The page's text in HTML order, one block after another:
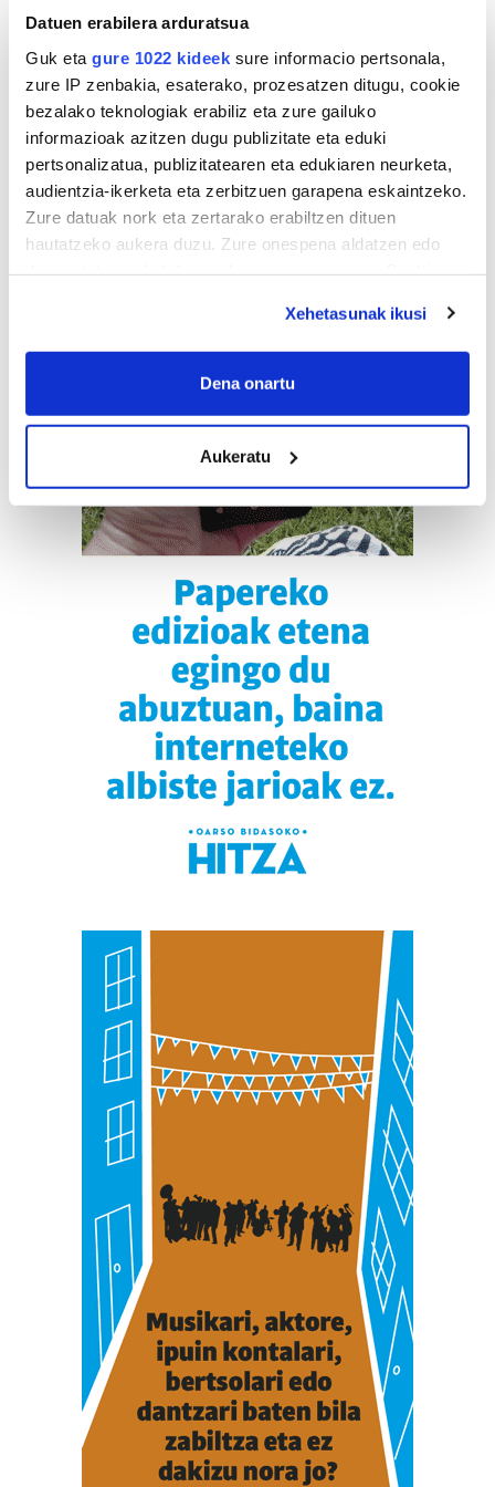
Datuen erabilera arduratsua
Guk eta gure 1022 kideek sure informacio pertsonala,
zure IP zenbakia, esaterako, prozesatzen ditugu, cookie
bezalako teknologiak erabiliz eta zure gailuko
informazioak azitzen dugu publizitate eta eduki
pertsonalizatua, publizitatearen eta edukiaren neurketa,
audientzia-ikerketa eta zerbitzuen garapena eskaintzeko.
Zure datuak nork eta zertarako erabiltzen dituen
hautatzeko aukera duzu. Zure onespena aldatzen edo
If you allow, we would also like to:
Collect information about your geographical
meters
Identify your device by actively scanning it for
specific characteristics (fingerprinting)
Find out more about how your personal data is processed
and set your preferences in thedetails section.
Guk eta gure bazkideek zure datu pertsonalak
prozesatzen ditugu, zure IP zenbakia, besteak beste,
teknologia erabiliz, cookieak adibidez, iragarki eta eduki
pertsonalizatuak eskaintzeko, iragarkiak eta edukia
neurtzeko, jendeari buruzko informazioa biltzeko eta
produktuak garatzeko. Zure datuak nork eta zertarako
erabiltzen dituen hauta dezakezu.
Bazkide batzuek ez dizute baimenik eskatzen, eta beren
interes komertzial legitimoetan babesten dira. Ikusi gure
bazkideen zerrenda, beren ustez zein helburutarako
Lortu zure datu pertsonalak prozesatzeko moduari
buruzko informazio gehiago eta ezarri zure lehentasunak
datuen atalean. Edozein unetan alda edo ken dezakezu
zure baimena Cookieen adierazpenean.
Webgune honek cookie propioak eta hirugarrenen cookie-
fitxategiak erabiltzen ditu. Zure esperientzia eta
zerbitzuak hobetzeko asmoz, cookie teknologiaz
baliatzen gara. Ohar hau onartuz gero, teknologia hori
erabiltzeko baimen esplizitua ematen diguzu.Gehiago
Xehetasunak ikusi
Dena onartu
Aukeratu